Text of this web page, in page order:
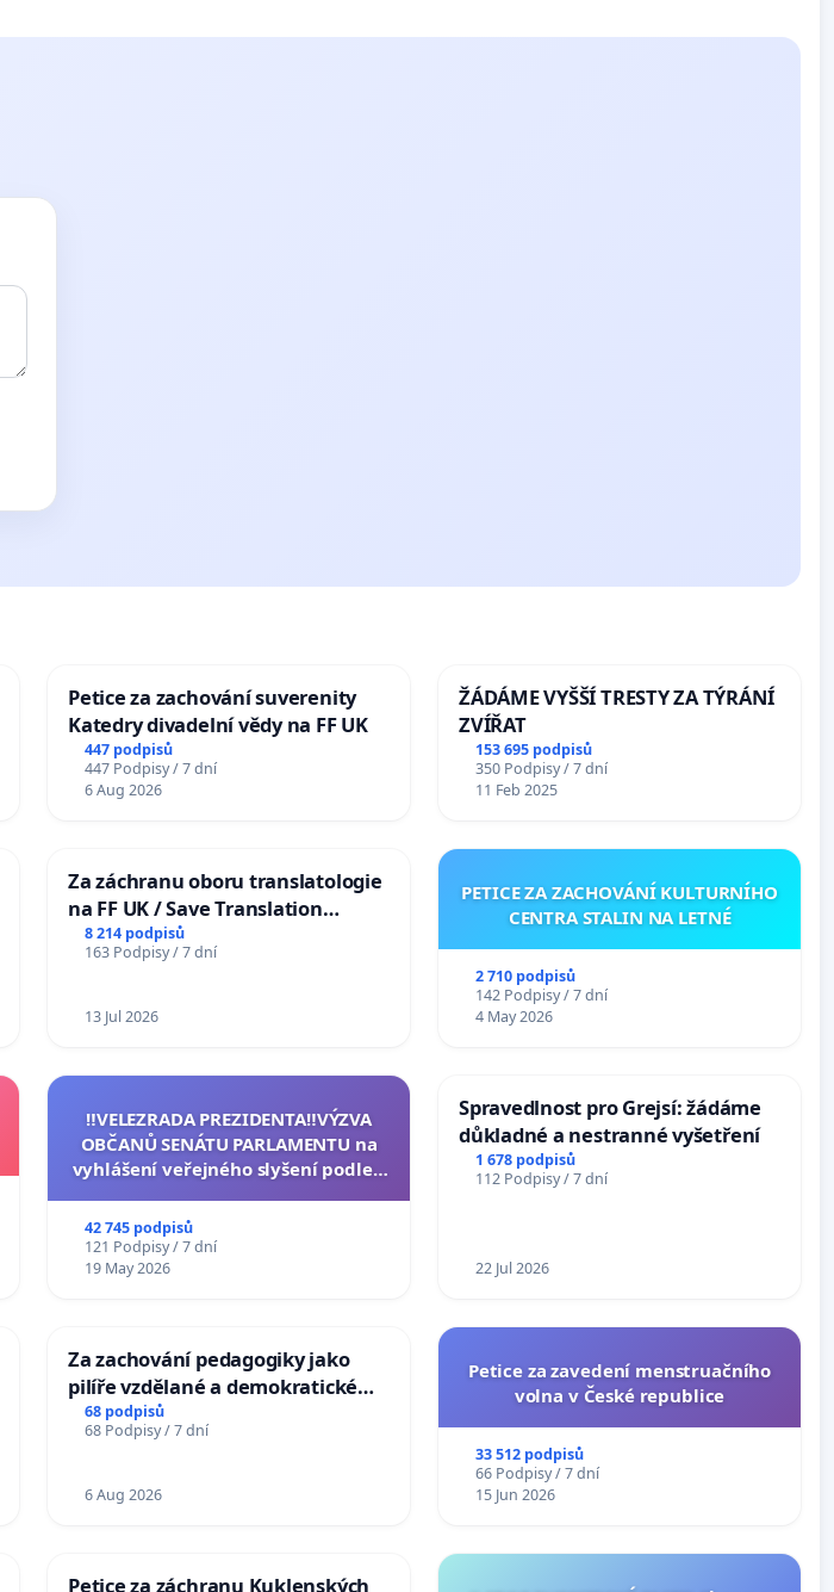
Petice za zachování suverenity
Katedry divadelní vědy na FF UK
447 podpisů
447 Podpisy / 7 dní
6 Aug 2026
ŽÁDÁME VYŠŠÍ TRESTY ZA TÝRÁNÍ
ZVÍŘAT
153 695 podpisů
350 Podpisy / 7 dní
11 Feb 2025
Za záchranu oboru translatologie
na FF UK / Save Translation
Studies at the Faculty of Arts,
Charles University
8 214 podpisů
163 Podpisy / 7 dní
13 Jul 2026
PETICE ZA ZACHOVÁNÍ KULTURNÍHO
CENTRA STALIN NA LETNÉ
2 710 podpisů
142 Podpisy / 7 dní
4 May 2026
‼️VELEZRADA PREZIDENTA‼️VÝZVA
OBČANŮ SENÁTU PARLAMENTU na
vyhlášení veřejného slyšení podle §
na přijetí usnesení k podání ústavní
žaloby na prezidenta republiky
42 745 podpisů
121 Podpisy / 7 dní
19 May 2026
Spravedlnost pro Grejsí: žádáme
důkladné a nestranné vyšetření
1 678 podpisů
112 Podpisy / 7 dní
22 Jul 2026
Za zachování pedagogiky jako
pilíře vzdělané a demokratické
společnosti
68 podpisů
68 Podpisy / 7 dní
6 Aug 2026
Petice za zavedení menstruačního
volna v České republice
33 512 podpisů
66 Podpisy / 7 dní
15 Jun 2026
Petice za záchranu Kuklenských